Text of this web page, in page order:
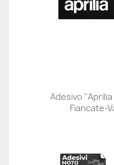
Adesivo
Fiancate-